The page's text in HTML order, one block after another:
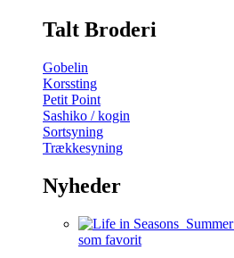
Talt Broderi
Gobelin
Korssting
Petit Point
Sashiko / kogin
Sortsyning
Trækkesyning
Nyheder
som favorit